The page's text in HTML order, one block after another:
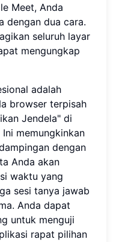
Meet, Anda
dengan dua cara.
seluruh layar
mengungkap
adalah
browser terpisah
Jendela" di
memungkinkan
dengan
Anda akan
waktu yang
sesi tanya jawab
Anda dapat
untuk menguji
rapat pilihan